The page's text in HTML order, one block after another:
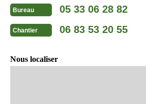
Bureau 05 33 06 28 82
Chantier 06 83 53 20 55
Nous localiser